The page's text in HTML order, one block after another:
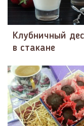
Клубничный
в стакане